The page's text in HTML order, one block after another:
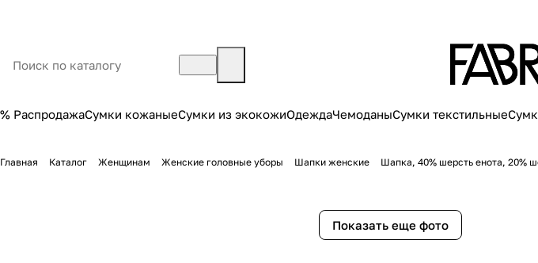
% РаспродажаСумки кожаныеСумки из экокожиОдеждаЧемоданыСумки текстильные
Главная Каталог Женщинам Женские головные уборы Шапки женские Шапка, 40% шерсть енота, 20%
Показать еще фото